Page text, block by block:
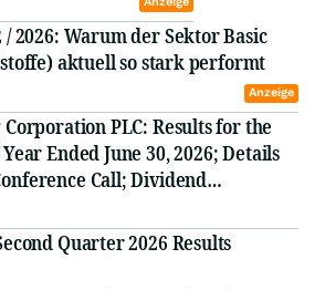
/ 2026: Warum der Sektor Basic
aktuell so stark performt
Anzeige
PLC: Results for the
Ended June 30, 2026; Details
Call; Dividend
Quarter 2026 Results